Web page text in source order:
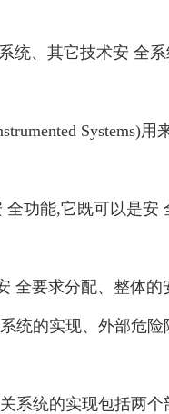
统、其它技术安 全
Systems)
全功能,它既可以是
全要求分配、整体
统的实现、外部危险
系统的实现包括两